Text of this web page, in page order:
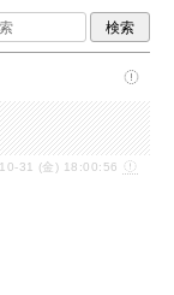
31 (金) 18:00:56